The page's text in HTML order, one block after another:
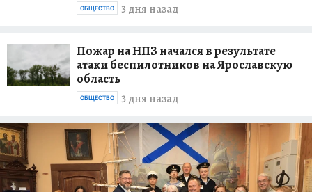
3 дня назад
ОБЩЕСТВО
Пожар на НПЗ начался в результате
атаки беспилотников на Ярославскую
область
3 дня назад
ОБЩЕСТВО